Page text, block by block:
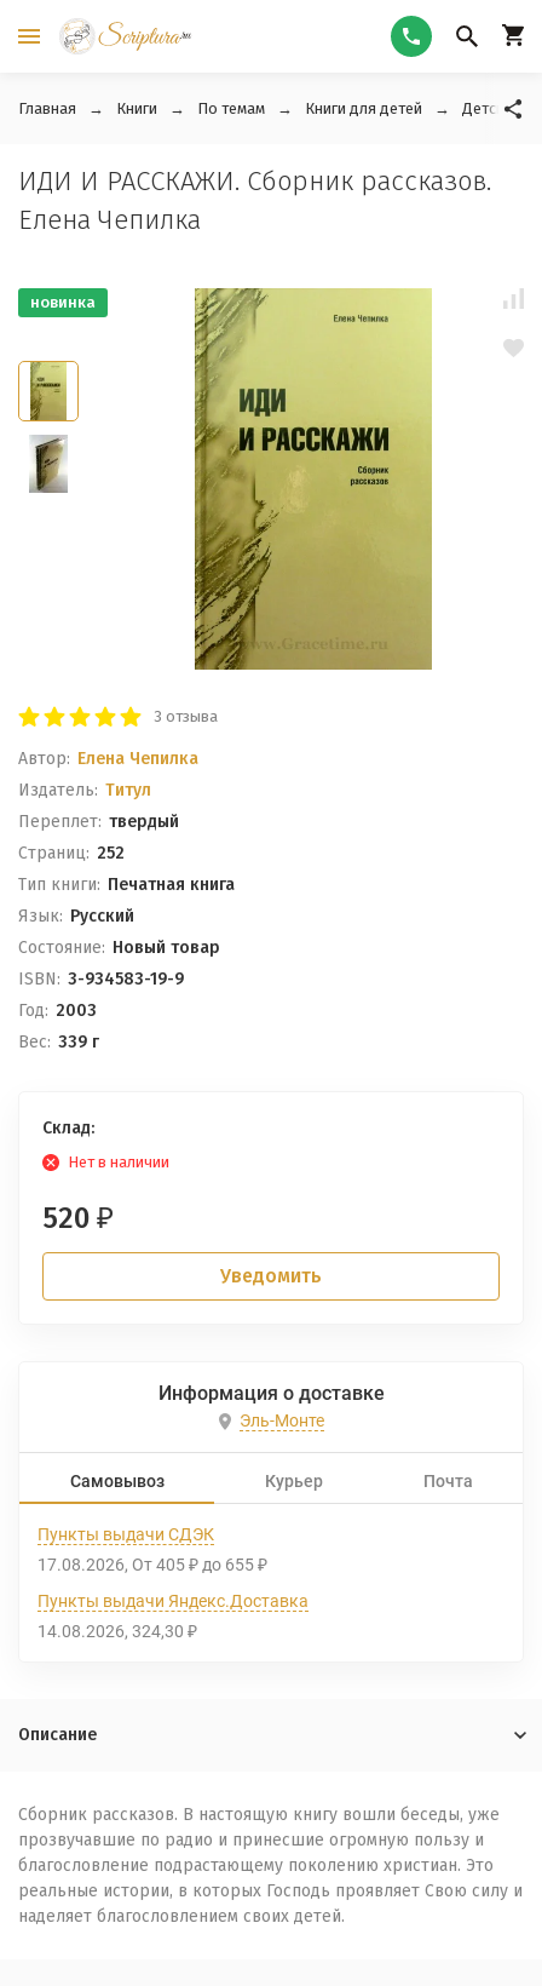
Главная Книги По темам Книги для детей Детские
ИДИ И РАССКАЖИ. Сборник рассказов.
Елена Чепилка
новинка
3 отзыва
Автор: Елена Чепилка
Издатель: Титул
Переплет: твердый
Cтраниц: 252
Тип книги: Печатная книга
Язык: Русский
Состояние: Новый товар
ISBN: 3-934583-19-9
Год: 2003
Вес: 339 г
Склад:
Нет в наличии
520 ₽
Уведомить
Информация о доставке
Эль-Монте
Самовывоз Курьер Почта
Пункты выдачи СДЭК
17.08.2026 От 405 ₽ до 655 ₽
Пункты выдачи Яндекс.Доставка
14.08.2026 324,30 ₽
Описание
Сборник рассказов. В настоящую книгу вошли беседы, уже
прозвучавшие по радио и принесшие огромную пользу и
благословление подрастающему поколению христиан. Это
реальные истории, в которых Господь проявляет Свою силу и
наделяет благословлением своих детей.